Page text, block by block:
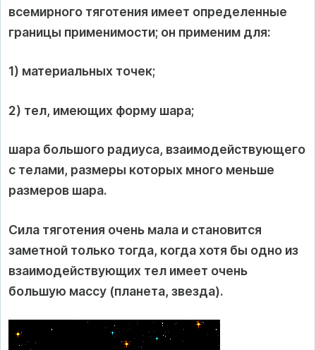
всемирного тяготения имеет определенные
границы применимости; он применим для:
1) материальных точек;
2) тел, имеющих форму шара;
шара большого радиуса, взаимодействующего
с телами, размеры которых много меньше
размеров шара.
Сила тяготения очень мала и становится
заметной только тогда, когда хотя бы одно из
взаимодействующих тел имеет очень
большую массу (планета, звезда).